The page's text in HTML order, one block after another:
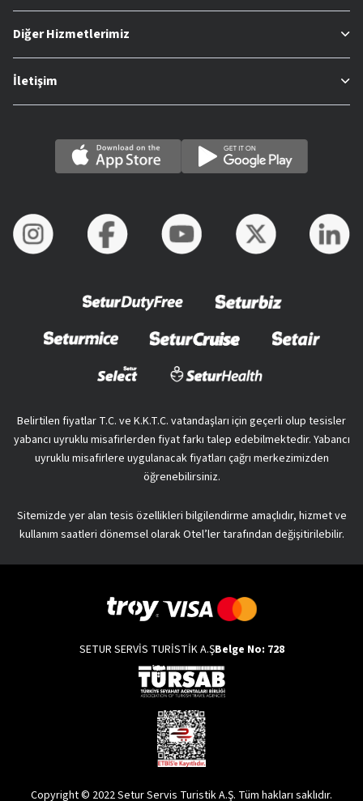
Diğer Hizmetlerimiz
İletişim
Belirtilen fiyatlar T.C. ve K.K.T.C. vatandaşları için geçerli olup tesisler
yabancı uyruklu misafirlerden fiyat farkı talep edebilmektedir. Yabancı
uyruklu misafirlere uygulanacak fiyatları çağrı merkezimizden
öğrenebilirsiniz.
Sitemizde yer alan tesis özellikleri bilgilendirme amaçlıdır, hizmet ve
kullanım saatleri dönemsel olarak Otel’ler tarafından değişitirilebilir.
SETUR SERVİS TURİSTİK A.ŞBelge No: 728
Copyright © 2022 Setur Servis Turistik A.Ş. Tüm hakları saklıdır.